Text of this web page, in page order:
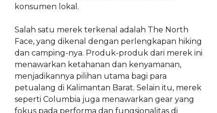
konsumen lokal.
Salah satu merek terkenal adalah The North
Face, yang dikenal dengan perlengkapan hiking
dan camping-nya. Produk-produk dari merek ini
menawarkan ketahanan dan kenyamanan,
menjadikannya pilihan utama bagi para
petualang di Kalimantan Barat. Selain itu, merek
seperti Columbia juga menawarkan gear yang
fokus pada performa dan fungsionalitas di